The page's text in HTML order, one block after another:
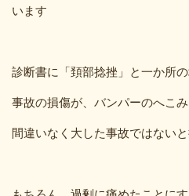
います
診断書に「頚部捻挫」と一か所
事故の損傷が、バンパーのへこ
間違いなく大した事故ではない